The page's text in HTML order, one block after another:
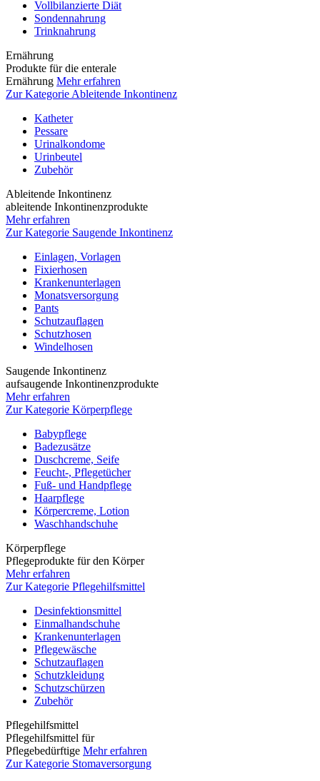
Vollbilanzierte Diät
Sondennahrung
Trinknahrung
Ernährung
Produkte für die enterale
Ernährung Mehr erfahren
Zur Kategorie Ableitende Inkontinenz
Katheter
Pessare
Urinalkondome
Urinbeutel
Zubehör
Ableitende Inkontinenz
ableitende Inkontinenzprodukte
Mehr erfahren
Zur Kategorie Saugende Inkontinenz
Einlagen, Vorlagen
Fixierhosen
Krankenunterlagen
Monatsversorgung
Pants
Schutzauflagen
Schutzhosen
Windelhosen
Saugende Inkontinenz
aufsaugende Inkontinenzprodukte
Mehr erfahren
Zur Kategorie Körperpflege
Babypflege
Badezusätze
Duschcreme, Seife
Feucht-, Pflegetücher
Fuß- und Handpflege
Haarpflege
Körpercreme, Lotion
Waschhandschuhe
Körperpflege
Pflegeprodukte für den Körper
Mehr erfahren
Zur Kategorie Pflegehilfsmittel
Desinfektionsmittel
Einmalhandschuhe
Krankenunterlagen
Pflegewäsche
Schutzauflagen
Schutzkleidung
Schutzschürzen
Zubehör
Pflegehilfsmittel
Pflegehilfsmittel für
Pflegebedürftige Mehr erfahren
Zur Kategorie Stomaversorgung